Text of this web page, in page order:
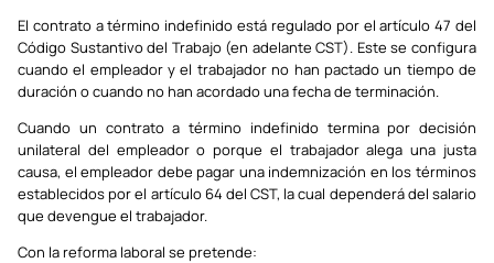
El contrato a término indefinido está regulado por el artículo 47 del
Código Sustantivo del Trabajo (en adelante CST). Este se configura
cuando el empleador y el trabajador no han pactado un tiempo de
duración o cuando no han acordado una fecha de terminación.
Cuando un contrato a término indefinido termina por decisión
unilateral del empleador o porque el trabajador alega una justa
causa, el empleador debe pagar una indemnización en los términos
establecidos por el artículo 64 del CST, la cual dependerá del salario
que devengue el trabajador.
Con la reforma laboral se pretende: